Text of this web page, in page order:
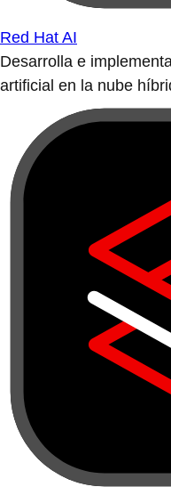
Red Hat AI
Desarrolla e
artificial en la nube